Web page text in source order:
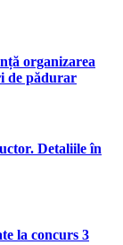
organizarea
de pădurar
Detaliile în
la concurs 3